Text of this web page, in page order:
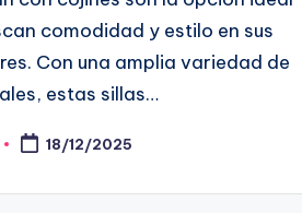
comodidad y estilo en sus
Con una amplia variedad de
estas sillas…
18/12/2025